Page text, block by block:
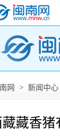
网 > 新闻中心
藏藏香